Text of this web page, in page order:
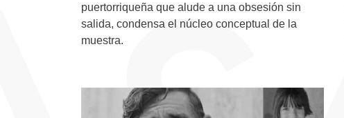
puertorriqueña que alude a una obsesión sin
salida, condensa el núcleo conceptual de la
muestra.